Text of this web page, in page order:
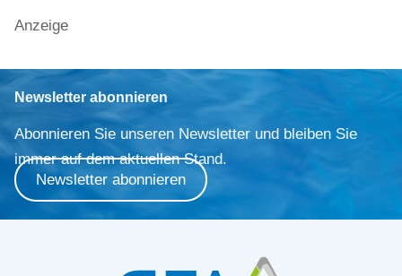
Anzeige
Newsletter abonnieren
Abonnieren Sie unseren Newsletter und bleiben Sie
immer auf dem aktuellen Stand.
Newsletter abonnieren